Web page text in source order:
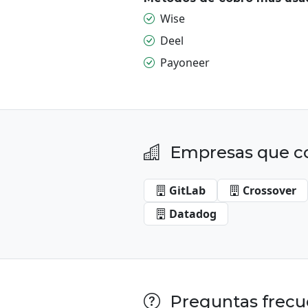
Wise
Deel
Payoneer
Empresas que
GitLab
Crossover
Datadog
Preguntas